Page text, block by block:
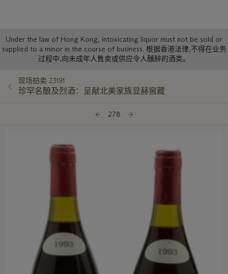
Sale
Notice
Under the law of Hong Kong, intoxicating liquor must not be sold or
supplied to a minor in the course of business. 根据香港法律,不得在业务
过程中,向未成年人售卖或供应令人醺醉的酒类。
现场拍卖 23191
珍罕名酿及烈酒：呈献北美家族显赫窖藏
278